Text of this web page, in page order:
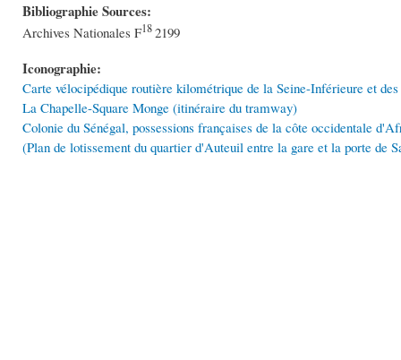
Bibliographie Sources:
Archives Nationales F182199
Iconographie:
Carte vélocipédique routière kilométrique de la Seine-Inférieure et
La Chapelle-Square Monge (itinéraire du tramway)
Colonie du Sénégal, possessions françaises de la côte occidentale
(Plan de lotissement du quartier d'Auteuil entre la gare et la porte de